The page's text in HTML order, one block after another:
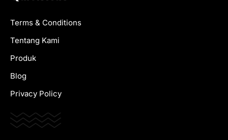
Terms & Conditions
Tentang Kami
Produk
Blog
Privacy Policy